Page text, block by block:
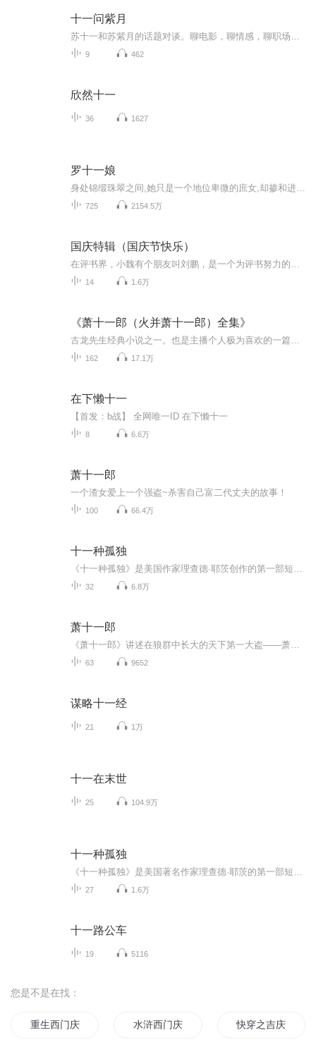
十一问紫月
9 462
欣然十一
36 1627
罗十一娘
725 2154.5万
国庆特辑（国庆节快乐）
14 1.6万
《萧十一郎（火并萧十一郎）全集》
162 17.1万
在下懒十一
【首发：b战】 全网唯一ID 在下懒十一
8 6.6万
萧十一郎
一个渣女爱上一个强盗~杀害自己富二代丈夫的故事！
100 66.4万
十一种孤独
32 6.8万
萧十一郎
63 9652
谋略十一经
21 1万
十一在末世
25 104.9万
十一种孤独
27 1.6万
十一路公车
19 5116
您是不是在找：
重生西门庆 水浒西门庆 快穿之吉庆有余